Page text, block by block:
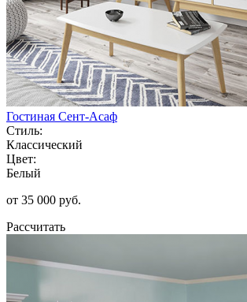
Гостиная Сент-Асаф
Стиль:
Классический
Цвет:
Белый
от 35 000 руб.
Рассчитать